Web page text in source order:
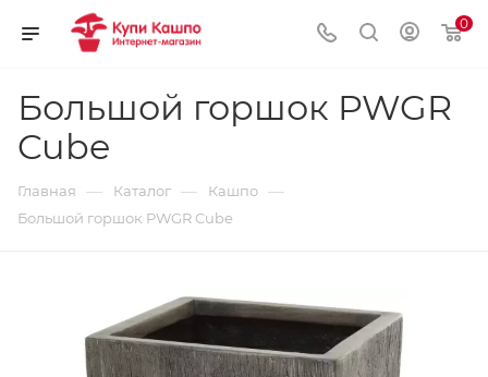
0
Большой горшок PWGR
Cube
Главная — Каталог — Кашпо —
Большой горшок PWGR Cube